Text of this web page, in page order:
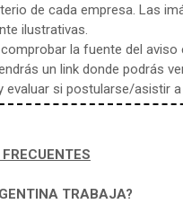
de cada empresa. Las
ilustrativas.
la fuente del aviso
un link donde podrás
evaluar si postularse/asistir a
TRABAJA?